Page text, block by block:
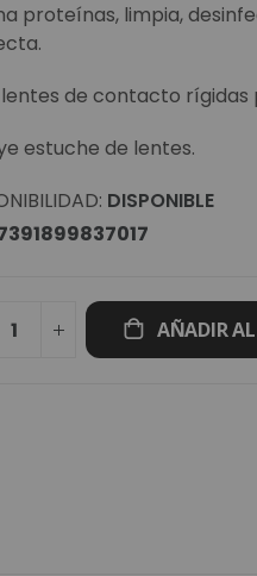
proteínas, limpia,
de contacto rígidas
estuche de lentes.
DISPONIBLE
AÑADIR